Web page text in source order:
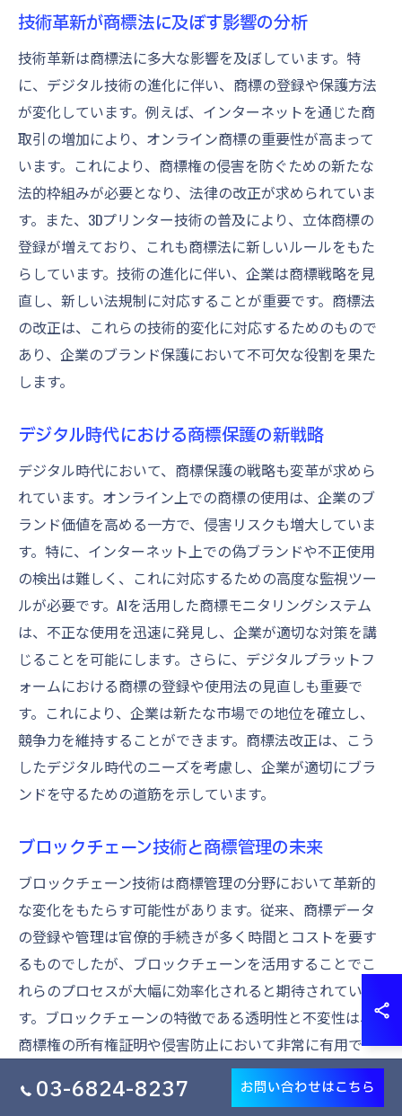
技術革新が商標法に及ぼす影響の分析
技術革新は商標法に多大な影響を及ぼしています。特
に、デジタル技術の進化に伴い、商標の登録や保護方法
が変化しています。例えば、インターネットを通じた商
取引の増加により、オンライン商標の重要性が高まって
います。これにより、商標権の侵害を防ぐための新たな
法的枠組みが必要となり、法律の改正が求められていま
す。また、3Dプリンター技術の普及により、立体商標の
登録が増えており、これも商標法に新しいルールをもた
らしています。技術の進化に伴い、企業は商標戦略を見
直し、新しい法規制に対応することが重要です。商標法
の改正は、これらの技術的変化に対応するためのもので
あり、企業のブランド保護において不可欠な役割を果た
します。
デジタル時代における商標保護の新戦略
デジタル時代において、商標保護の戦略も変革が求めら
れています。オンライン上での商標の使用は、企業のブ
ランド価値を高める一方で、侵害リスクも増大していま
す。特に、インターネット上での偽ブランドや不正使用
の検出は難しく、これに対応するための高度な監視ツー
ルが必要です。AIを活用した商標モニタリングシステム
は、不正な使用を迅速に発見し、企業が適切な対策を講
じることを可能にします。さらに、デジタルプラットフ
ォームにおける商標の登録や使用法の見直しも重要で
す。これにより、企業は新たな市場での地位を確立し、
競争力を維持することができます。商標法改正は、こう
したデジタル時代のニーズを考慮し、企業が適切にブラ
ンドを守るための道筋を示しています。
ブロックチェーン技術と商標管理の未来
ブロックチェーン技術は商標管理の分野において革新的
な変化をもたらす可能性があります。従来、商標データ
の登録や管理は官僚的手続きが多く時間とコストを要す
るものでしたが、ブロックチェーンを活用することでこ
れらのプロセスが大幅に効率化されると期待されていま
す。ブロックチェーンの特徴である透明性と不変性は、
商標権の所有権証明や侵害防止において非常に有用で
す。特に多様な国際市場での商標登録や更新作業におい
て、ブロックチェーンを用いることで一元的な管理が可
03-6824-8237 お問い合わせはこちら